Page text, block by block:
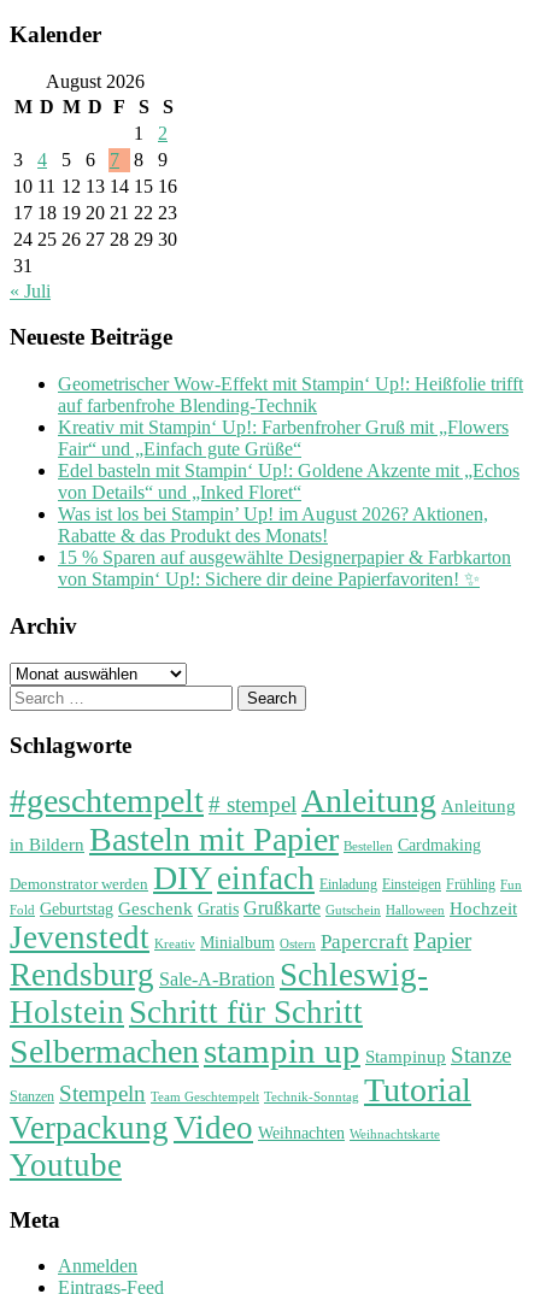
Kalender
August 2026
M D M D F S
S
1
2
3
4 5 6 7 8
9
10 11 12 13 14 15 16
17 18 19 20 21 22 23
24 25 26 27 28 29 30
31
« Juli
Neueste Beiträge
Geometrischer Wow-Effekt mit Stampin‘ Up!: Heißfolie trifft
auf farbenfrohe Blending-Technik
Kreativ mit Stampin‘ Up!: Farbenfroher Gruß mit „Flowers
Fair“ und „Einfach gute Grüße“
Edel basteln mit Stampin‘ Up!: Goldene Akzente mit „Echos
von Details“ und „Inked Floret“
Was ist los bei Stampin’ Up! im August 2026? Aktionen,
Rabatte & das Produkt des Monats!
15 % Sparen auf ausgewählte Designerpapier & Farbkarton
von Stampin‘ Up!: Sichere dir deine Papierfavoriten! ✨
Archiv
Archiv
Search
for:
Schlagworte
#geschtempelt# stempel Anleitung Anleitung
in Bildern Basteln mit Papier Bestellen Cardmaking
Demonstrator werden DIYeinfach Einladung Einsteigen Frühling Fun
Fold Geburtstag Geschenk Gratis Grußkarte Gutschein Halloween Hochzeit
Jevenstedt Kreativ Minialbum Ostern Papercraft Papier
Rendsburg Sale-A-Bration Schleswig-
Holstein Schritt für Schritt
Selbermachen stampin up Stampinup Stanze
Stanzen Stempeln Team Geschtempelt Technik-Sonntag Tutorial
VerpackungVideo Weihnachten Weihnachtskarte
Youtube
Meta
Anmelden
Eintrags-Feed